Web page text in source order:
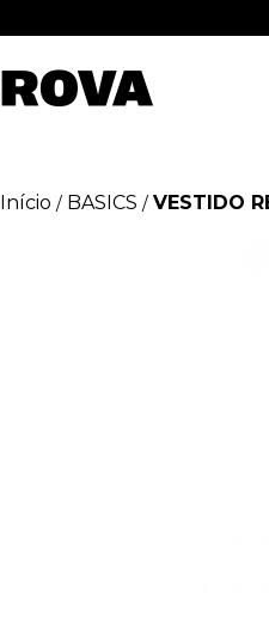
Início / BASICS / VESTIDO